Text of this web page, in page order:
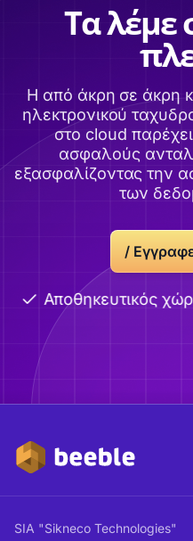
Τα λέμε
Η από άκρη σε άκρη
ηλεκτρονικού
στο cloud
ασφαλούς
εξασφαλίζοντας την
των
/
Αποθηκευτικός χώρος
SIA "Sikneco Technologies"